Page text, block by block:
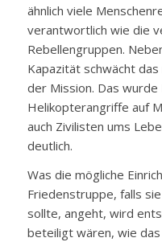
ähnlich viele
verantwortlich wie die
Rebellengruppen.
Kapazität schwächt
der Mission. Das
Helikopterangriffe auf
auch Zivilisten ums
deutlich.
Was die mögliche
Friedenstruppe, falls
sollte, angeht, wird
beteiligt wären, wie